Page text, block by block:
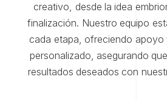
creativo, desde la idea
finalización. Nuestro equipo
cada etapa, ofreciendo apoyo
personalizado, asegurando
resultados deseados con